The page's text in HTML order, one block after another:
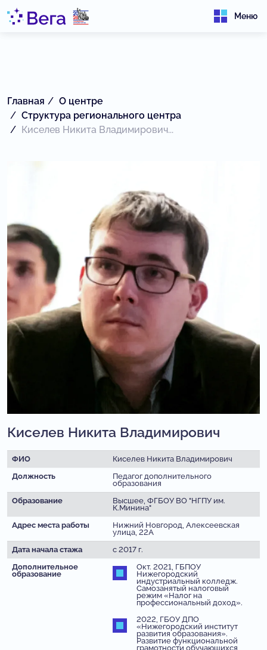
Меню
Главная
О центре
Структура регионального центра
Киселев Никита Владимирович...
Киселев Никита Владимирович
ФИО
Киселев Никита Владимирович
Должность
Педагог дополнительного
образования
Образование
Высшее, ФГБОУ ВО "НГПУ им.
К.Минина"
Адрес места работы
Нижний Новгород, Алексеевская
улица, 22А
Дата начала стажа
с 2017 г.
Дополнительное
образование
Окт. 2021, ГБПОУ
Нижегородский
индустриальный колледж.
Самозанятый налоговый
режим «Налог на
профессиональный доход».
2022, ГБОУ ДПО
«Нижегородский институт
развития образования».
Развитие функциональной
грамотности обучающихся